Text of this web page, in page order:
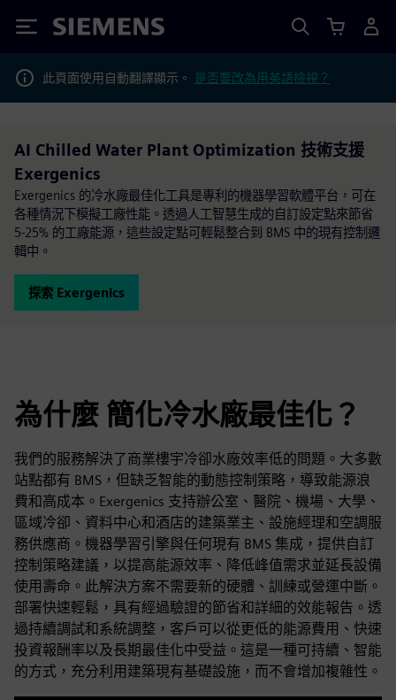
Siemens
此頁面使用自動翻譯顯示。 是否要改為用英語檢視？
AI Chilled Water Plant Optimization 技術支援
Exergenics
Exergenics 的冷水廠最佳化工具是專利的機器學習軟體平台，可在
各種情況下模擬工廠性能。透過人工智慧生成的自訂設定點來節省
5-25% 的工廠能源，這些設定點可輕鬆整合到 BMS 中的現有控制邏
輯中。
探索 Exergenics
為什麼 簡化冷水廠最佳化？
我們的服務解決了商業樓宇冷卻水廠效率低的問題。大多數
站點都有 BMS，但缺乏智能的動態控制策略，導致能源浪
費和高成本。Exergenics 支持辦公室、醫院、機場、大學、
區域冷卻、資料中心和酒店的建築業主、設施經理和空調服
務供應商。機器學習引擎與任何現有 BMS 集成，提供自訂
控制策略建議，以提高能源效率、降低峰值需求並延長設備
使用壽命。此解決方案不需要新的硬體、訓練或營運中斷。
部署快速輕鬆，具有經過驗證的節省和詳細的效能報告。透
過持續調試和系統調整，客戶可以從更低的能源費用、快速
投資報酬率以及長期最佳化中受益。這是一種可持續、智能
的方式，充分利用建築現有基礎設施，而不會增加複雜性。